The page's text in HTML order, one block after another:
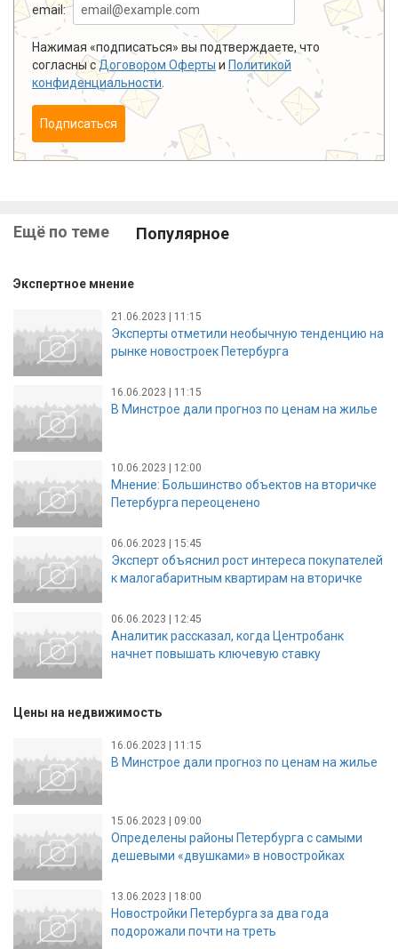
email:
Нажимая «подписаться» вы подтверждаете, что
согласны сДоговором Оферты и Политикой
конфиденциальности
Подписаться
Ещё по теме Популярное
Экспертное мнение
21.06.2023 | 11:15
Эксперты отметили необычную тенденцию на
рынке новостроек Петербурга
16.06.2023 | 11:15
В Минстрое дали прогноз по ценам на жилье
10.06.2023 | 12:00
Мнение: Большинство объектов на вторичке
Петербурга переоценено
06.06.2023 | 15:45
Эксперт объяснил рост интереса покупателей
к малогабаритным квартирам на вторичке
06.06.2023 | 12:45
Аналитик рассказал, когда Центробанк
начнет повышать ключевую ставку
Цены на недвижимость
16.06.2023 | 11:15
В Минстрое дали прогноз по ценам на жилье
15.06.2023 | 09:00
Определены районы Петербурга с самыми
дешевыми «двушками» в новостройках
13.06.2023 | 18:00
Новостройки Петербурга за два года
подорожали почти на треть